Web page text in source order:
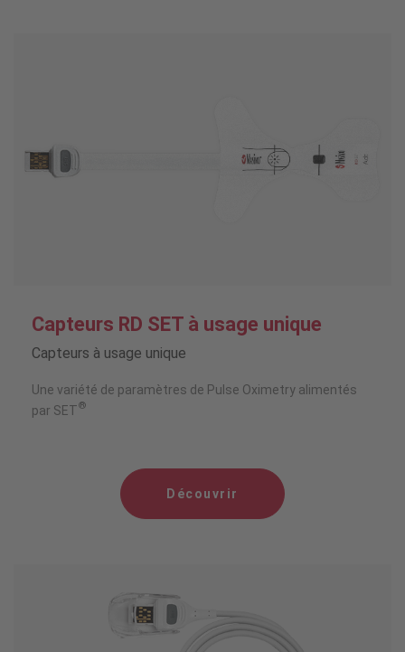
Capteurs RD SET à usage unique
Capteurs à usage unique
Une variété de paramètres de Pulse Oximetry alimentés
par SET®
Découvrir